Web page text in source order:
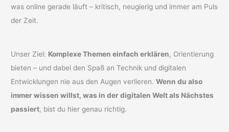
was online gerade läuft – kritisch, neugierig und immer am Puls
der Zeit.
Unser Ziel: Komplexe Themen einfach erklären, Orientierung
bieten – und dabei den Spaß an Technik und digitalen
Entwicklungen nie aus den Augen verlieren.Wenn du also
immer wissen willst, was in der digitalen Welt als Nächstes
passiert, bist du hier genau richtig.